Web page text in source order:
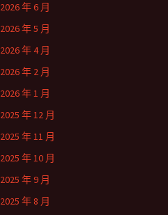
2026 年 6 月
2026 年 5 月
2026 年 4 月
2026 年 2 月
2026 年 1 月
2025 年 12 月
2025 年 11 月
2025 年 10 月
2025 年 9 月
2025 年 8 月